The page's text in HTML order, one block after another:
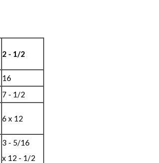
2 - 1/2
16
7 - 1/2
6 x 12
3 - 5/16
x 12 - 1/2